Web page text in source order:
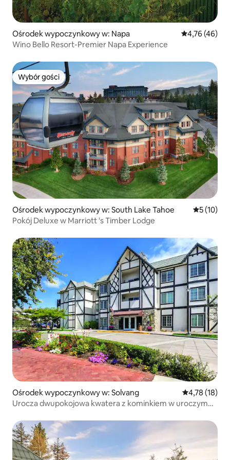
Ośrodek wypoczynkowy w: Napa Średnia
4,76 (46)
Wino Bello Resort-Premier Napa Experience
Wybór gości
Wybór gości
Ośrodek wypoczynkowy w: South Lake Tahoe Średnia
5 (10)
Pokój Deluxe w Marriott 's Timber Lodge
Ośrodek wypoczynkowy w: Solvang Średnia
4,78 (18)
Urocza dwupokojowa kwatera z kominkiem w uroczym